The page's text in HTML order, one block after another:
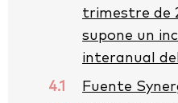
trimestre de
supone un
interanual
4.1
Fuente